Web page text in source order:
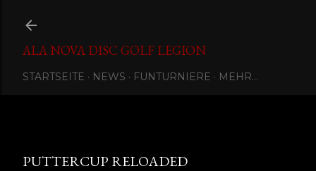
ALA NOVA DISC GOLF LEGION
STARTSEITE NEWS FUNTURNIERE MEHR…
PUTTERCUP RELOADED